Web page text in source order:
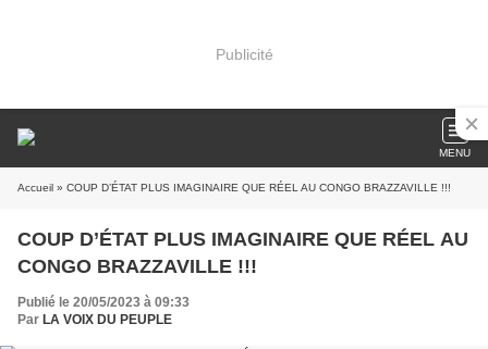
Publicité
MENU
Accueil » COUP D’ÉTAT PLUS IMAGINAIRE QUE RÉEL AU CONGO BRAZZAVILLE !!!
COUP D’ÉTAT PLUS IMAGINAIRE QUE RÉEL AU
CONGO BRAZZAVILLE !!!
Publié le 20/05/2023 à 09:33
Par LA VOIX DU PEUPLE